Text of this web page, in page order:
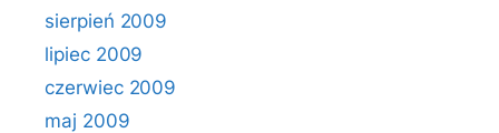
sierpień 2009
lipiec 2009
czerwiec 2009
maj 2009